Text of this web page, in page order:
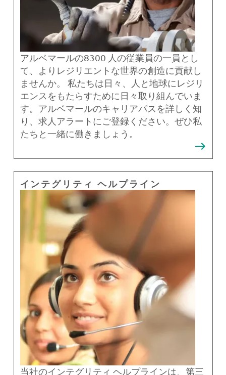
アルベマールの8300 人の従業員の一員とし
て、よりレジリエントな世界の創造に貢献し
ませんか。 私たちは日々、人と地球にレジリ
エンスをもたらすために日々取り組んでいま
す。アルベマールのキャリアパスを詳しく知
り、求人アラートにご登録ください。ぜひ私
たちと一緒に働きましょう。
インテグリティ ヘルプライン
当社のインテグリティ ヘルプラインは、第三